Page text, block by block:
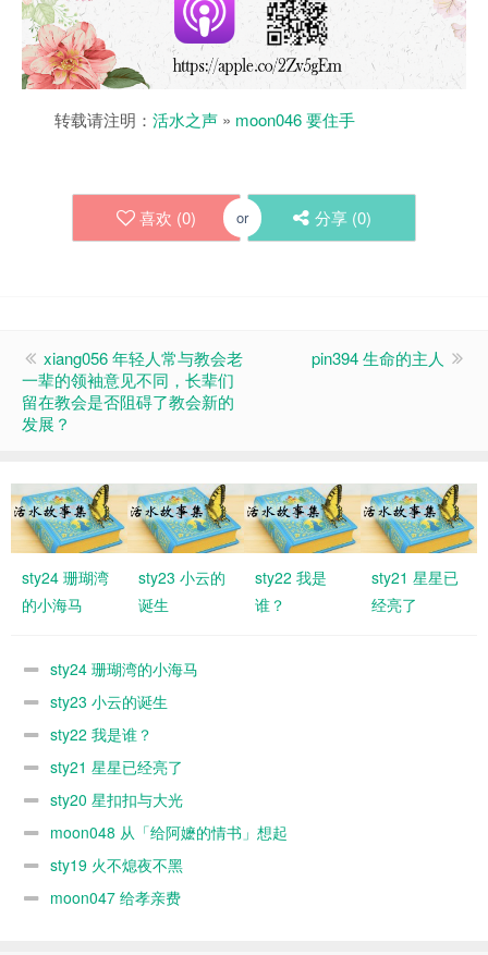
转载请注明： 活水之声 » moon046 要住手
喜欢 (0) or 分享 (0)
xiang056 年轻人常与教会老
一辈的领袖意见不同，长辈们
留在教会是否阻碍了教会新的
发展？
pin394 生命的主人
sty24 珊瑚湾
的小海马
sty23 小云的
诞生
sty22 我是
谁？
sty21 星星已
经亮了
sty24 珊瑚湾的小海马
sty23 小云的诞生
sty22 我是谁？
sty21 星星已经亮了
sty20 星扣扣与大光
moon048 从「给阿嬷的情书」想起
sty19 火不熄夜不黑
moon047 给孝亲费